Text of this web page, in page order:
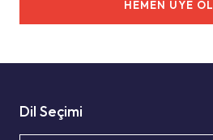
HEMEN ÜYE OL
Dil Seçimi